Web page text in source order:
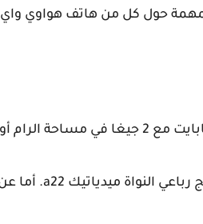
كل من هاتف هواوي واي 5 و واي 5 بي.